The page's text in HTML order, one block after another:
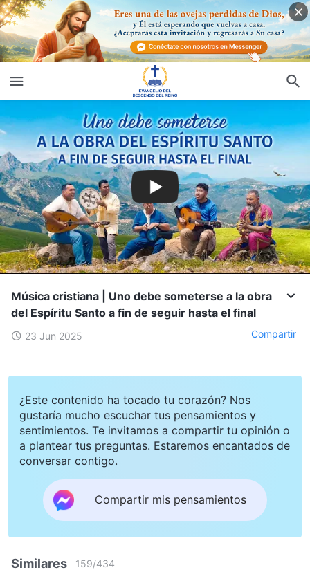
Música cristiana | Uno debe someterse a la obra
del Espíritu Santo a fin de seguir hasta el final
23 Jun 2025 Compartir
¿Este contenido ha tocado tu corazón? Nos
gustaría mucho escuchar tus pensamientos y
sentimientos. Te invitamos a compartir tu opinión o
a plantear tus preguntas. Estaremos encantados de
conversar contigo.
Compartir mis pensamientos
Similares 159/434